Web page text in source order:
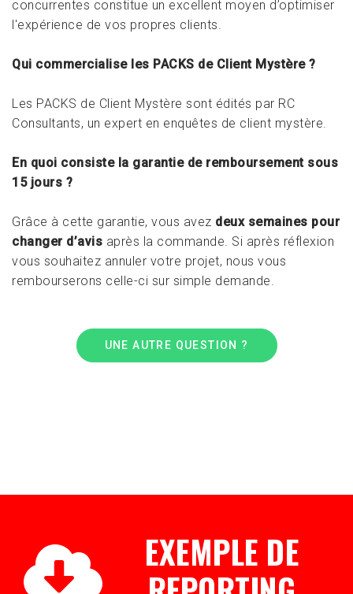
concurrentes constitue un excellent moyen d’optimiser
l'expérience de vos propres clients.
Qui commercialise les PACKS de Client Mystère ?
Les PACKS de Client Mystère sont édités par RC
Consultants, un expert en enquêtes de client mystère.
En quoi consiste la garantie de remboursement sous
15 jours ?
Grâce à cette garantie, vous avez deux semaines pour
changer d’avis après la commande. Si après réflexion
vous souhaitez annuler votre projet, nous vous
rembourserons celle-ci sur simple demande.
UNE AUTRE QUESTION ?
EXEMPLE DE